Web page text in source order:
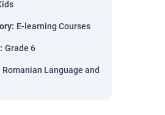
: E-learning Courses
: Grade 6
Romanian Language and